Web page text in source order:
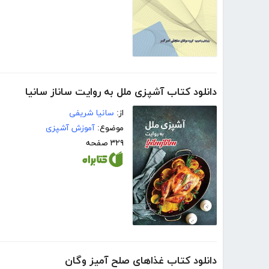
دانلود کتاب آشپزی ملل به روایت ساناز سانیا
از: سانیا شریفی
موضوع: آموزش آشپزی
۳۲۹ صفحه
دانلود کتاب غذاهای صلح آمیز وگان